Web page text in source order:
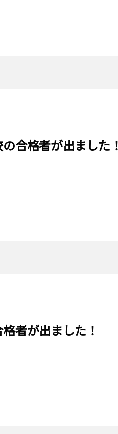
合格者が出ました！
者が出ました！